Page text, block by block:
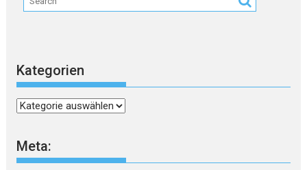
Kategorien
Kategorien
Meta: